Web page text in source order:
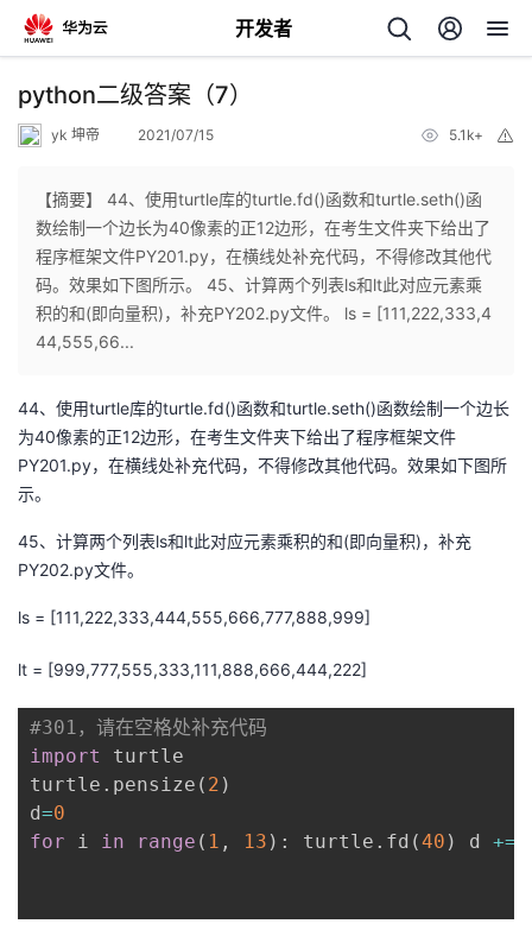
开发者
返
个
人
主
页
我
的
开
者
我
客
论
的
子
我
直
的
我
我
的
发
堂
我
课
的
我
我
Programs
的
支
的
术
我
云
python二级答案（7）
yk 坤帝 2021/07/15 5.1k+
【摘要】 44、使用turtle库的turtle.fd()函数和turtle.seth()函
数绘制一个边长为40像素的正12边形，在考生文件夹下给出了
程序框架文件PY201.py，在横线处补充代码，不得修改其他代
码。效果如下图所示。 45、计算两个列表ls和lt此对应元素乘
积的和(即向量积)，补充PY202.py文件。 ls = [111,222,333,4
44,555,66...
44、使用turtle库的turtle.fd()函数和turtle.seth()函数绘制一个边长
为40像素的正12边形，在考生文件夹下给出了程序框架文件
PY201.py，在横线处补充代码，不得修改其他代码。效果如下图所
示。
45、计算两个列表ls和lt此对应元素乘积的和(即向量积)，补充
PY202.py文件。
ls = [111,222,333,444,555,666,777,888,999]
lt = [999,777,555,333,111,888,666,444,222]
#301，请在空格处补充代码
import
turtle
turtle . pensize ( 2 )
d=0
for i in range ( 1 , 13 ) : turtle . fd (40 ) d +=